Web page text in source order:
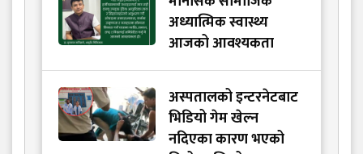
अध्यात्मिक स्वास्थ्य
आजको आवश्यकता
अस्पतालको इन्टरनेटबाट
भिडियो गेम खेल्न
नदिएका कारण भएको